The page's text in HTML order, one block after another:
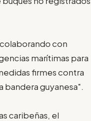
con
marítimas para
firmes contra
bandera guyanesa".
caribeñas, el